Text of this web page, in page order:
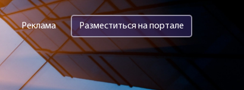
Реклама Разместиться на портале